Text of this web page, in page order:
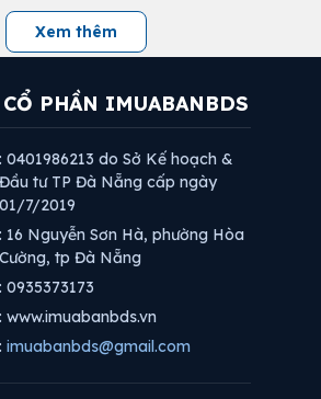
Xem thêm
PHẦN IMUABANBDS
: 0401986213 do Sở Kế hoạch &
Đầu tư TP Đà Nẵng cấp ngày
01/7/2019
: 16 Nguyễn Sơn Hà, phường Hòa
Cường, tp Đà Nẵng
: 0935373173
: www.imuabanbds.vn
: imuabanbds@gmail.com